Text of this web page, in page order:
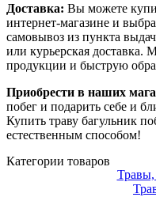
Доставка: Вы можете
интернет-магазине и
самовывоз из пункта
или курьерская доставка.
продукции и быструю
Приобрести в наших
побег и подарить себе и
Купить траву багульник
естественным способом!
Категории товаров